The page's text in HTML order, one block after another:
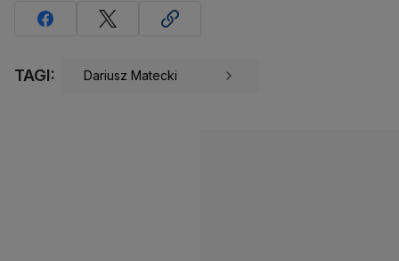
TAGI: Dariusz Matecki